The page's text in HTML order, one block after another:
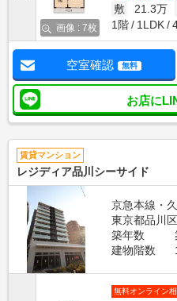
画像 : 7枚
敷
21.3万
1階
1LDK
空室確認 無料
お店に
賃貸マンション
レジディア品川シーサイド
京急本線・
東京都品川
築年数
建物階数
無料オンライン